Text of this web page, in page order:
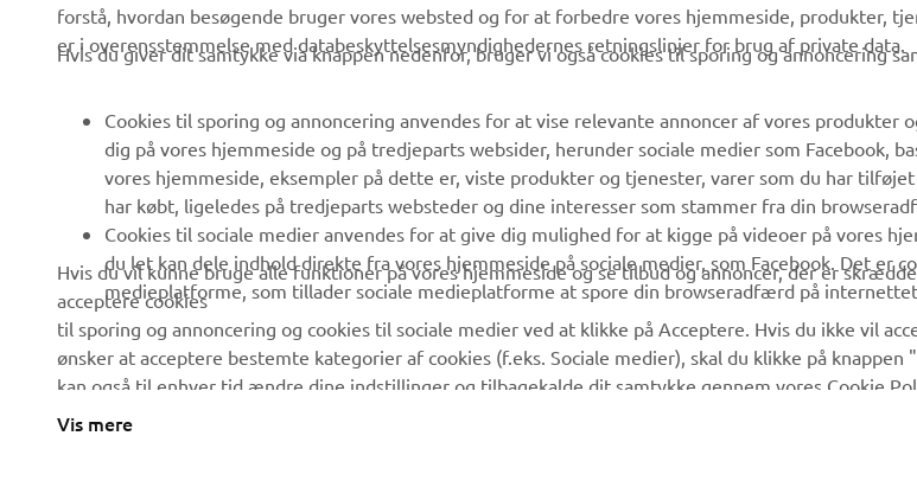
Begivenheder
Presse
Arbejde hos Yamaha
Bliv forhandler
Menneskerettighedspolitik
Politik for bæredygtighed
Whistleblower-kanal
Golfbaner
Redningstjensten
Robotics
Partnerskaber
Teknisk information til
uafhængige forhandlere
Yamalube Safety Data
Sheets
Yamaha Racing
Yamaha Motor Global
Yamaha-
Håndtering af
Denmark (Danish)
forstå, hvordan besøgende bruger vores websted og for at forbedre vores hjemmeside, produkter,
er i overensstemmelse med databeskyttelsesmyndighedernes retningslinjer for brug af private data.
Hvis du giver dit samtykke via knappen nedenfor, bruger vi også cookies til sporing og annoncering
Cookies til sporing og annoncering anvendes for at vise relevante annoncer af vores
dig på vores hjemmeside og på tredjeparts websider, herunder sociale medier som Facebook,
vores hjemmeside, eksempler på dette er, viste produkter og tjenester, varer som du har
har købt, ligeledes på tredjeparts websteder og dine interesser som stammer fra din
Cookies til sociale medier anvendes for at give dig mulighed for at kigge på videoer på vores
du let kan dele indhold direkte fra vores hjemmeside på sociale medier, som Facebook. Det er
medieplatforme, som tillader sociale medieplatforme at spore din browseradfærd på
Hvis du vil kunne bruge alle funktioner på vores hjemmeside og se tilbud og annoncer, der er
acceptere cookies
til sporing og annoncering og cookies til sociale medier ved at klikke på Acceptere. Hvis du ikke vil
ønsker at acceptere bestemte kategorier af cookies (f.eks. Sociale medier), skal du klikke på knappen
kan også til enhver tid ændre dine indstillinger og tilbagekalde dit samtykke gennem vores Cookie
mere om de cookies, vi bruger, og hvordan vi bruger dem. Hvis du vil kunne bruge alle funktioner på
Vis mere